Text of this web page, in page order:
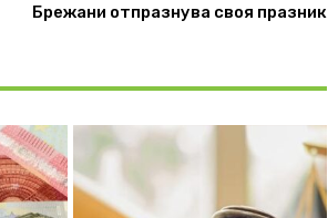
Брежани отпразнува своя празник